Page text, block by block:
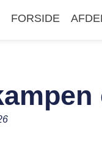
FORSIDE